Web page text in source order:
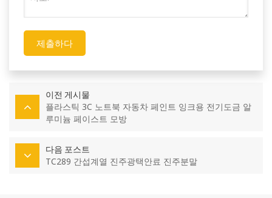
제출하다
이전 게시물
플라스틱 3C 노트북 자동차 페인트 잉크용 전기도금 알
루미늄 페이스트 모방
다음 포스트
TC289 간섭계열 진주광택안료 진주분말